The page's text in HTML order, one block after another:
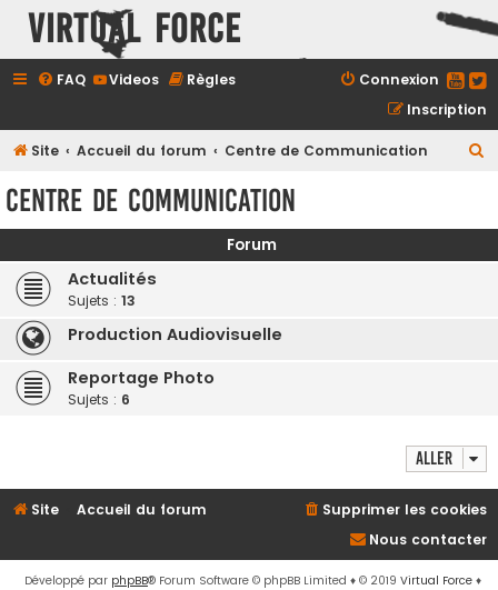
Virtual Force
FAQ Videos Règles
Connexion
Inscription
Site Accueil du forum Centre de Communication
e
Centre de Communication
Forum
Actualités
Sujets : 13
Production Audiovisuelle
Reportage Photo
Sujets : 6
Aller
Site Accueil du forum
Supprimer les cookies
Nous contacter
Développé par phpBB® Forum Software © phpBB Limited ♦ © 2019 Virtual Force ♦